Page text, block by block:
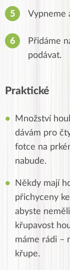
Vypneme
Přidáme
podávat.
Praktické
Množství
dávám pro
fotce na
nabude.
Někdy mají
přichyceny
abyste
křupavost
máme rádi –
křupe.